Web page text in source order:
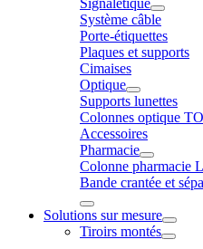
Signalétique
Système câble
Porte-étiquettes
Plaques et supports
Cimaises
Optique
Supports lunettes
Colonnes optique
Accessoires
Pharmacie
Colonne pharmacie
Bande crantée et
Solutions sur mesure
Tiroirs montés